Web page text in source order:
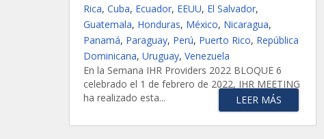
Rica, Cuba, Ecuador, EEUU, El Salvador,
Guatemala, Honduras, México, Nicaragua,
Panamá, Paraguay, Perú, Puerto Rico, República
Dominicana, Uruguay, Venezuela
En la Semana IHR Providers 2022 BLOQUE 6
celebrado el 1 de febrero de 2022, IHR MEETING
ha realizado esta...
LEER MÁS